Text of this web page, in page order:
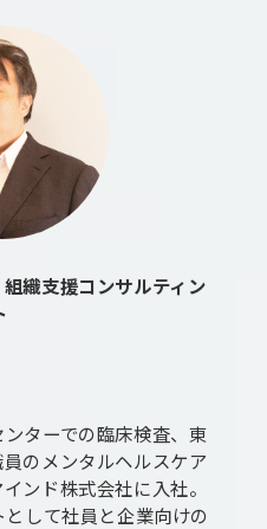
織支援コンサルティン
ターでの臨床検査、東
のメンタルヘルスケア
ンド株式会社に入社。
して社員と企業向けの